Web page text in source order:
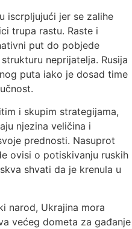
iscrpljujući jer se zalihe
trupa rastu. Raste i
put do pobjede
neprijatelja. Rusija
puta iako je dosad time
i skupim strategijama,
njezina veličina i
prednosti. Nasuprot
ovisi o potiskivanju ruskih
shvati da je krenula u
narod, Ukrajina mora
većeg dometa za gađanje